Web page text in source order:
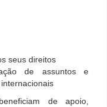
seus direitos
de assuntos e
de apoio,